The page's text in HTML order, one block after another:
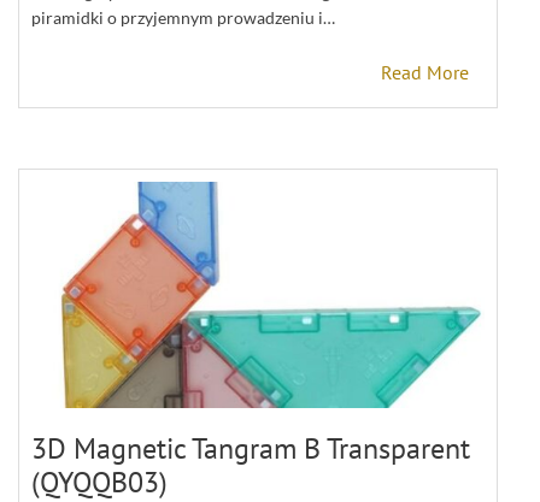
piramidki o przyjemnym prowadzeniu i…
Read More
3D Magnetic Tangram B Transparent
(QYQQB03)